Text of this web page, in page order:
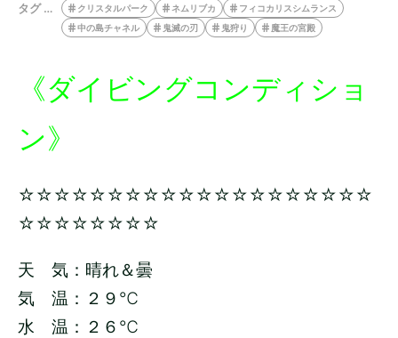
タグ … クリスタルパーク ネムリブカ
フィコカリスシムランス
中の島チャネル
鬼滅の刃 鬼狩り 魔王の宮殿
《ダイビングコンディショ
ン》
☆☆☆☆☆☆☆☆☆☆☆☆☆☆☆☆☆☆☆☆
☆☆☆☆☆☆☆☆
天 気：晴れ＆曇
気 温：２９ ℃
水 温：２６ ℃